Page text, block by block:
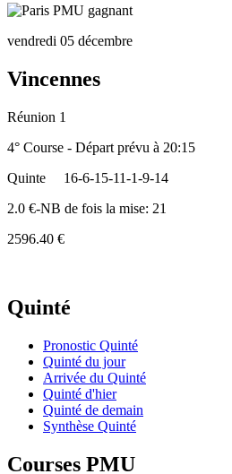
vendredi 05 décembre
Vincennes
Réunion 1
4° Course - Départ prévu à 20:15
Quinte
16-6-15-11-1-9-14
2.0 €-NB de fois la mise: 21
2596.40 €
Quinté
Pronostic Quinté
Quinté du jour
Arrivée du Quinté
Quinté d'hier
Quinté de demain
Synthèse Quinté
Courses PMU